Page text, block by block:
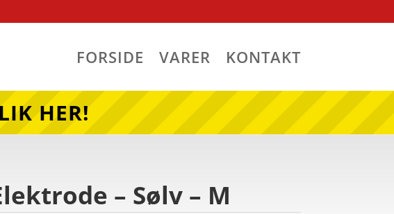
FORSIDE VARER KONTAKT
HER!
– Sølv – M